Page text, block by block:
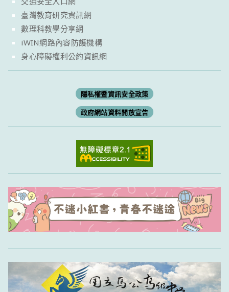
臺灣教育研究資訊網
數理科教學分享網
iWIN網路內容防護機構
身心障礙權利公約資訊網
隱私權暨資訊安全政策
政府網站資料開放宣告